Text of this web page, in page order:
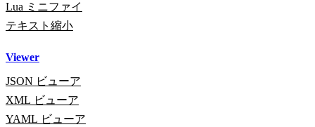
Lua ミニファイ
テキスト縮小
Viewer
JSON ビューア
XML ビューア
YAML ビューア